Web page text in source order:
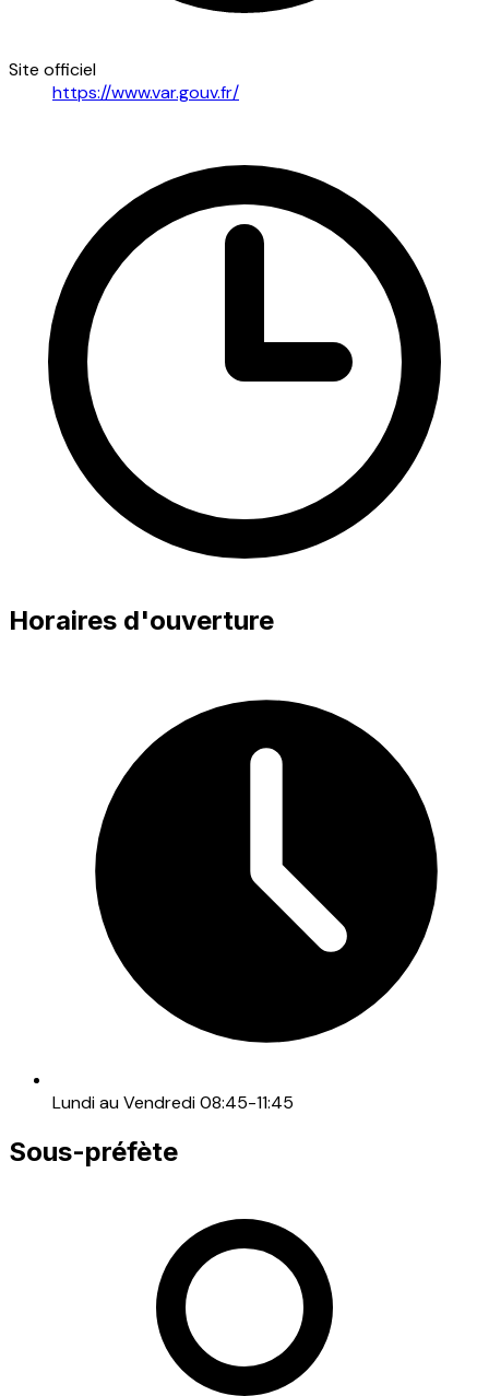
Site officiel
https://www.var.gouv.fr/
Horaires d'ouverture
Lundi au Vendredi 08:45-11:45
Sous-préfète